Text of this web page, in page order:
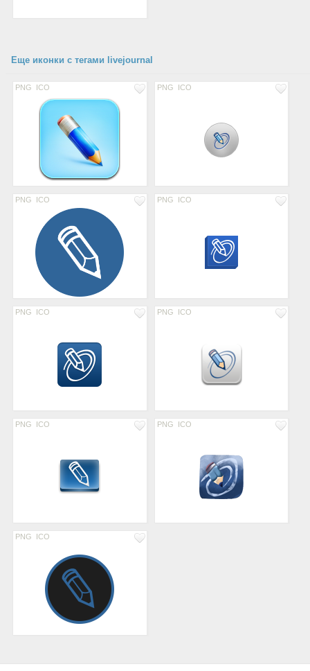
Еще иконки с тегами livejournal
PNG ICO PNG ICO
PNG ICO PNG ICO
PNG ICO PNG ICO
PNG ICO PNG ICO
PNG ICO